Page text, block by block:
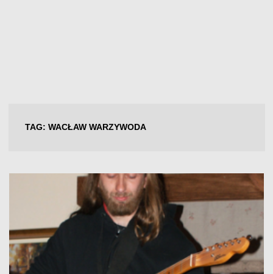
TAG: WACŁAW WARZYWODA